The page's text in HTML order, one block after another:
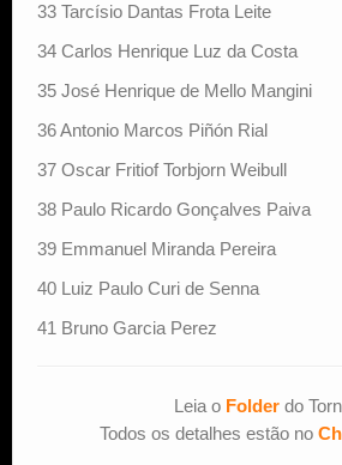
33 Tarcísio Dantas Frota Leite
34 Carlos Henrique Luz da Costa
35 José Henrique de Mello Mangini
36 Antonio Marcos Piñón Rial
37 Oscar Fritiof Torbjorn Weibull
38 Paulo Ricardo Gonçalves Paiva
39 Emmanuel Miranda Pereira
40 Luiz Paulo Curi de Senna
41 Bruno Garcia Perez
Leia o Folderdo
Todos os detalhes estão no